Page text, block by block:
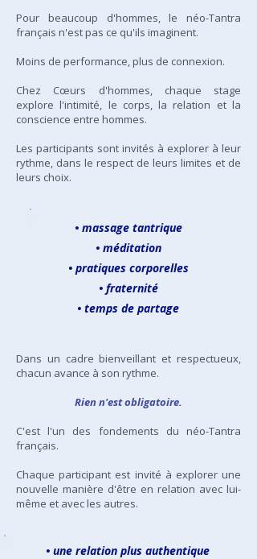
Pour beaucoup d'hommes, le néo-Tantra
français n'est pas ce qu'ils imaginent.
Moins de performance, plus de connexion.
Chez Cœurs d'hommes, chaque stage
explore l'intimité, le corps, la relation et la
conscience entre hommes.
Les participants sont invités à explorer à leur
rythme, dans le respect de leurs limites et de
leurs choix.
• massage tantrique
• méditation
• pratiques corporelles
• fraternité
• temps de partage
Dans un cadre bienveillant et respectueux,
chacun avance à son rythme.
Rien n'est obligatoire.
C'est l'un des fondements du néo-Tantra
français.
Chaque participant est invité à explorer une
nouvelle manière d'être en relation avec lui-
même et avec les autres.
• une relation plus authentique